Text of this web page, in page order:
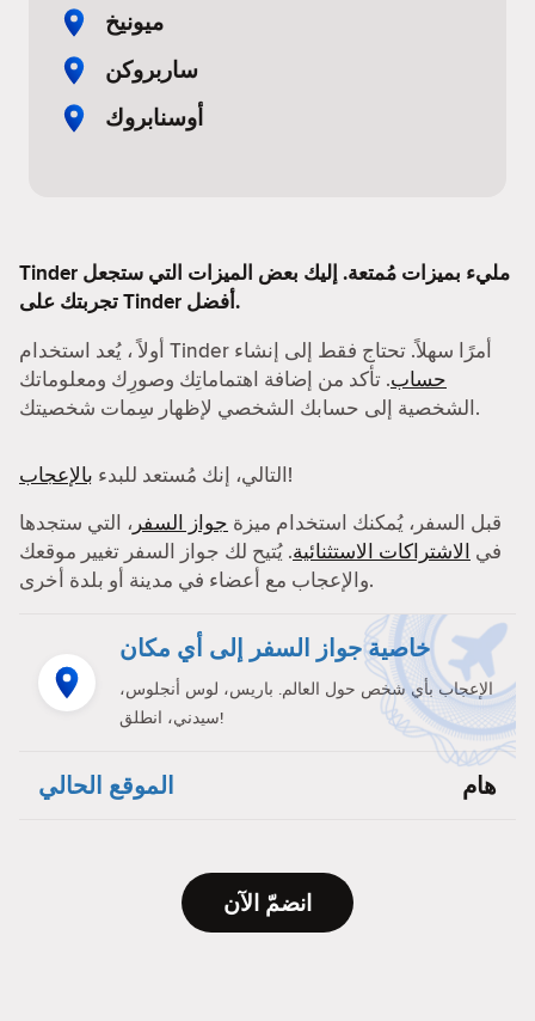
ميونيخ
ساربروكن
أوسنابروك
Tinder مليء بميزات مُمتعة. إليك بعض الميزات التي ستجعل
تجربتك على Tinder أفضل.
أولاً ، يُعد استخدام Tinder أمرًا سهلاً. تحتاج فقط إلى إنشاء
حساب. تأكد من إضافة اهتماماتِك وصورِك ومعلوماتك
الشخصية إلى حسابك الشخصي لإظهار سِمات شخصيتك.
التالي، إنك مُستعد للبدء بالإعجاب
!
قبل السفر، يُمكنك استخدام ميزة جواز السفر ، التي ستجدها
في الاشتراكات الاستثنائية. يُتيح لك جواز السفر تغيير موقعك
والإعجاب مع أعضاء في مدينة أو بلدة أخرى.
خاصية جواز السفر إلى أي مكان
الإعجاب بأي شخص حول العالم. باريس، لوس أنجلوس،
سيدني، انطلق!
الموقع الحالي هام
انضمّ الآن